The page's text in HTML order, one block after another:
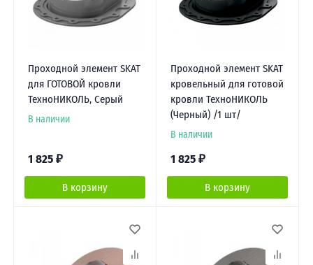
Проходной элемент SKAT
для ГОТОВОЙ кровли
ТехноНИКОЛЬ, Серый
В наличии
1 825 ₽
В корзину
Проходной элемент SKAT
кровельный для готовой
кровли ТехноНИКОЛЬ
(Черный) /1 шт/
В наличии
1 825 ₽
В корзину